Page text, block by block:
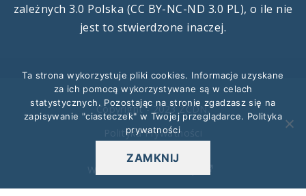
zależnych 3.0 Polska (CC BY-NC-ND 3.0 PL), o ile nie
jest to stwierdzone inaczej.
Copyright - 2023 ZCDN.
Polityka Prywatności
Ta strona wykorzystuje pliki cookies. Informacje uzyskane
za ich pomocą wykorzystywane są w celach
statystycznych. Pozostając na stronie zgadzasz się na
zapisywanie "ciasteczek" w Twojej przeglądarce. Polityka
prywatności
ZAMKNIJ